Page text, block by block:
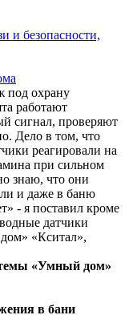
и безопасности,
под охрану
работают
сигнал, проверяют
Дело в том, что
реагировали на
при сильном
знаю, что они
и даже в баню
- я поставил кроме
датчики
«Кситал»,
«Умный дом»
в бани